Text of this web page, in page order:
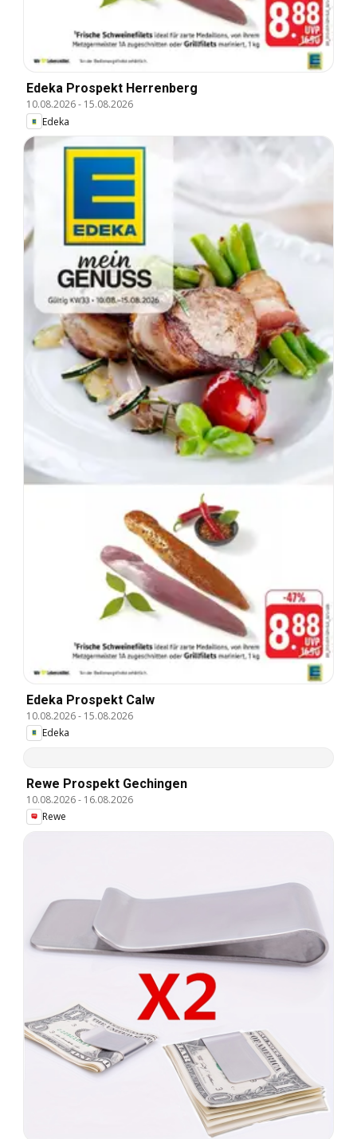
Edeka Prospekt Herrenberg
10.08.2026- 15.08.2026
Edeka
Edeka Prospekt Calw
10.08.2026- 15.08.2026
Edeka
Rewe Prospekt Gechingen
10.08.2026- 16.08.2026
Rewe